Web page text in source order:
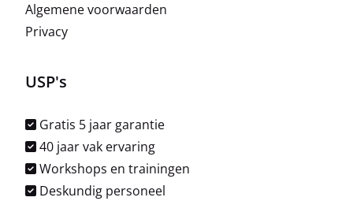
Algemene voorwaarden
Privacy
USP's
Gratis 5 jaar garantie
40 jaar vak ervaring
Workshops en trainingen
Deskundig personeel